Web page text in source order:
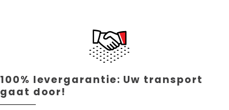
100% levergarantie: Uw transport
gaat door!